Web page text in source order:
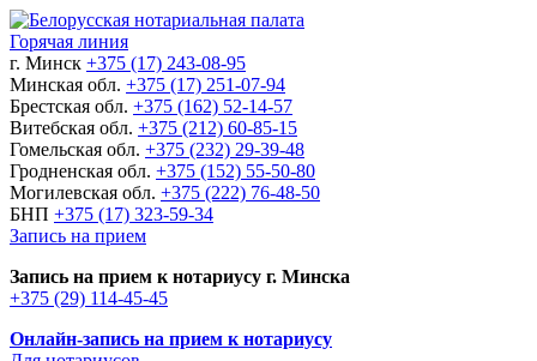
Горячая линия
г. Минск +375 (17) 243-08-95
Минская обл. +375 (17) 251-07-94
Брестская обл. +375 (162) 52-14-57
Витебская обл. +375 (212) 60-85-15
Гомельская обл. +375 (232) 29-39-48
Гродненская обл. +375 (152) 55-50-80
Могилевская обл. +375 (222) 76-48-50
БНП +375 (17) 323-59-34
Запись на прием
Запись на прием к нотариусу г. Минска
+375 (29) 114-45-45
Онлайн-запись на прием к нотариусу